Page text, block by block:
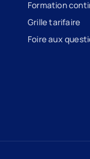
Formation
Grille tarifaire
Foire aux